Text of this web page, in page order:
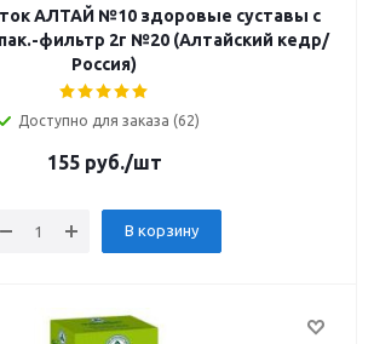
АЛТАЙ №10 здоровые суставы с
фильтр 2г №20 (Алтайский кедр/
Россия)
Доступно для заказа (62)
155руб./шт
В корзину